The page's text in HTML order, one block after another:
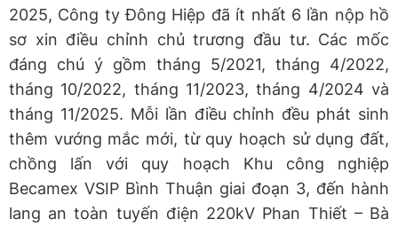
2025, Công ty Đông Hiệp đã ít nhất 6 lần nộp hồ
sơ xin điều chỉnh chủ trương đầu tư. Các mốc
đáng chú ý gồm tháng 5/2021, tháng 4/2022,
tháng 10/2022, tháng 11/2023, tháng 4/2024 và
tháng 11/2025. Mỗi lần điều chỉnh đều phát sinh
thêm vướng mắc mới, từ quy hoạch sử dụng đất,
chồng lấn với quy hoạch Khu công nghiệp
Becamex VSIP Bình Thuận giai đoạn 3, đến hành
lang an toàn tuyến điện 220kV Phan Thiết – Bà